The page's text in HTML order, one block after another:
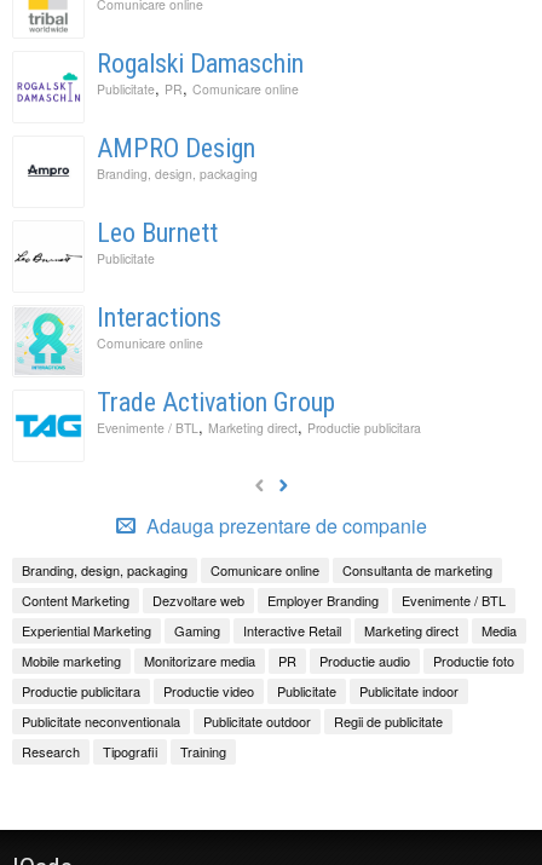
Comunicare online
Rogalski Damaschin
Publicitate, PR, Comunicare online
AMPRO Design
Branding, design, packaging
Leo Burnett
Publicitate
Interactions
Comunicare online
Trade Activation Group
Evenimente / BTL, Marketing direct, Productie publicitara
Adauga prezentare de companie
Branding, design, packaging Comunicare online
Consultanta de marketing
Content Marketing
Dezvoltare web Employer Branding
Evenimente / BTL
Experiential Marketing
Gaming Interactive Retail Marketing direct
Media
Mobile marketing
Monitorizare media PR Productie audio
Productie foto
Productie publicitara
Productie video Publicitate
Publicitate indoor
Publicitate neconventionala
Publicitate outdoor
Regii de publicitate
Research
Tipografii Training